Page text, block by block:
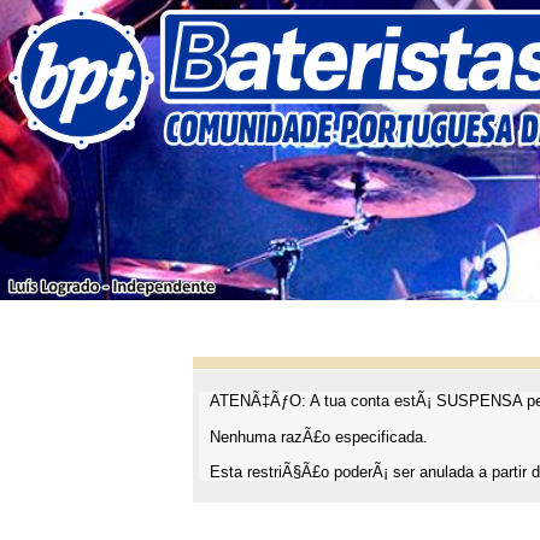
ATENÃ‡ÃƒO: A tua conta estÃ¡ SUSPENSA
Nenhuma razÃ£o especificada.
Esta restriÃ§Ã£o poderÃ¡ ser anulada a partir